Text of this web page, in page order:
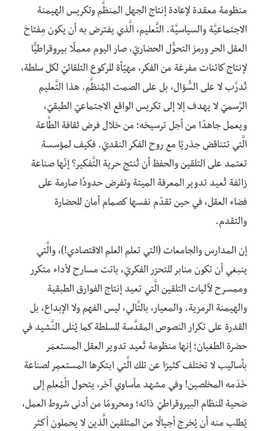
منظومة معقدة لإعادة إنتاج الجهل المنظَّم وتكريس الهيمنة
الاجتماعيَّة والسياسيَّة. التَّعليم، الَّذي يفترض به أن يكون مِفتاحَ
العقل الحر ورمزَ التحوُّل الحضاريّ، صار اليوم معملًا بيروقراطيًّا
لإنتاج كائنات مفرغة من الفكر، مهيّأة للركوع التلقائيّ لكل سلطة،
تُدرَّب لا على السُّؤال، بل على الصمت المُنظَّم. هذا التَّعليم
الرَّسميّ لا يهدف إلا إلى تكريس الواقع الاجتماعيّ الطبقيّ،
ويعمل جاهدًا من أجل ترسيخه؛ من خلال فرض ثقافة الطَّاعة
الَّتي تتناقض جذريًا مع روح الفكر النقديّ. فكيف لمؤسسة
تعتمد على التلقين والحفظ أن تُنتج حرية التَّفكير؟ إنّها صناعة
زائفة تُعيد تدوير المعرفة الميتة وتفرض حدودًا صارمة على
فضاء العقل، في حين تقدّم نفسها كصمام أمان للحضارة
والتقدم.
إن المدارس والجامعات (التي تعلم العلم الاقتصادي!)، والَّتي
ينبغي أن تكون منابر للتحرّر الفكريّ، باتت مسارح لأداء متكرر
وممسرح لآليات التلقين الَّتي تعيد إنتاج الفوارق الطبقية
والهيمنة الرمزية. والمعيار، بالتَّالي، ليس الفهم ولا الإبداع، بل
القدرة على تكرار النصوص المقدَّسة للسلطة كما يُتلى النَّشيد في
حضرة الطغيان؛ إنها منظومة تُعيد تدوير العقل المستعمَر
بأساليب لا تختلف كثيرًا عن تلك الَّتي ابتكرها المستعمِر لصناعة
خَدَمه المخلصين! وفي مشهد مأساوي آخر، يتحول الْمُعلم إلى
ضحية للنظام البيروقراطيّ ذاته؛ ومحرومًا من أدنى شروط العمل،
يُطلب منه أن يُخرج أجيالًا من المتلقين الَّذين لا يحملون أكثر